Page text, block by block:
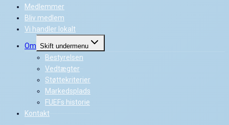
Medlemmer
Bliv medlem
Vi handler lokalt
Om Skift undermenu
Bestyrelsen
Vedtægter
Støttekriterier
Markedsplads
FUEFs historie
Kontakt